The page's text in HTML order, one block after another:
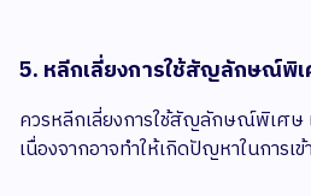
5. หลีกเลี่ยงการใช้สัญลักษณ์พิ
ควรหลีกเลี่ยงการใช้สัญลักษณ์พิเศษ
เนื่องจากอาจทำให้เกิดปัญหาในการเข้